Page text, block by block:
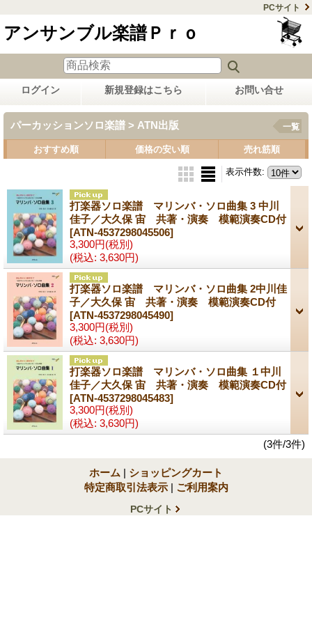
PCサイト
アンサンブル楽譜Ｐｒｏ
ログイン 新規登録はこちら お問い合せ
パーカッションソロ楽譜 > ATN出版 一覧
おすすめ順 価格の安い順 売れ筋順
表示件数:
打楽器ソロ楽譜 マリンバ・ソロ曲集 3 中川
佳子／大久保 宙 共著・演奏 模範演奏CD付
[ATN-4537298045506]
3,300円(税別)
(税込: 3,630円)
打楽器ソロ楽譜 マリンバ・ソロ曲集 2中川佳
子／大久保 宙 共著・演奏 模範演奏CD付
[ATN-4537298045490]
3,300円(税別)
(税込: 3,630円)
打楽器ソロ楽譜 マリンバ・ソロ曲集 １中川
佳子／大久保 宙 共著・演奏 模範演奏CD付
[ATN-4537298045483]
3,300円(税別)
(税込: 3,630円)
(3件/3件)
ホーム | ショッピングカート
特定商取引法表示 | ご利用案内
PCサイト